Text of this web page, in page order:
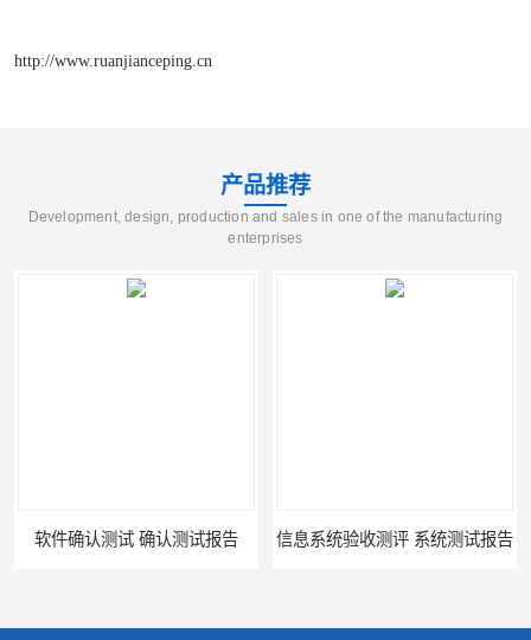
http://www.ruanjianceping.cn
产品推荐
Development, design, production and sales in one of the manufacturing
enterprises
软件确认测试 确认测试报告 信息系统验收测评 系统测试报告